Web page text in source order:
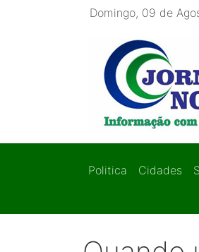
Domingo, 09 de
Politica Cidades